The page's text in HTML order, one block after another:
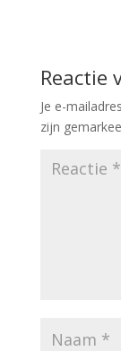
Reactie
Je e-
zijn